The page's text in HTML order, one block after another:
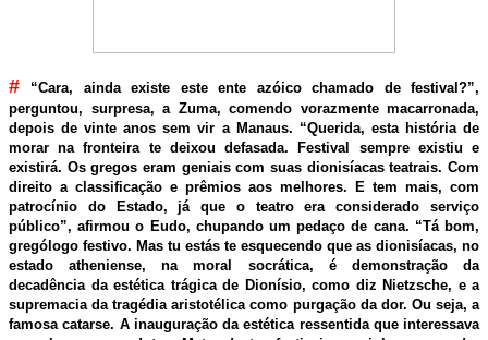
#
“Cara, ainda existe este ente azóico chamado de festival?”,
perguntou, surpresa, a Zuma, comendo vorazmente macarronada,
depois de vinte anos sem vir a Manaus. “Querida, esta história de
morar na fronteira te deixou defasada. Festival sempre existiu e
existirá. Os gregos eram geniais com suas dionisíacas teatrais. Com
direito a classificação e prêmios aos melhores. E tem mais, com
patrocínio do Estado, já que o teatro era considerado serviço
público”, afirmou o Eudo, chupando um pedaço de cana. “Tá bom,
grególogo festivo. Mas tu estás te esquecendo que as dionisíacas, no
estado atheniense, na moral socrática, é demonstração da
decadência da estética trágica de Dionísio, como diz Nietzsche, e a
supremacia da tragédia aristotélica como purgação da dor. Ou seja, a
famosa catarse. A inauguração da estética ressentida que interessava